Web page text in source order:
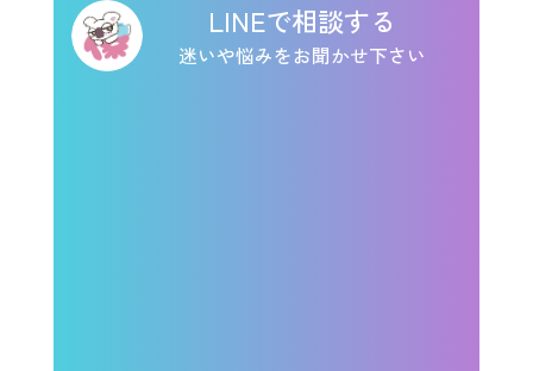
LINEで相談する
迷いや悩みをお聞かせ下さい